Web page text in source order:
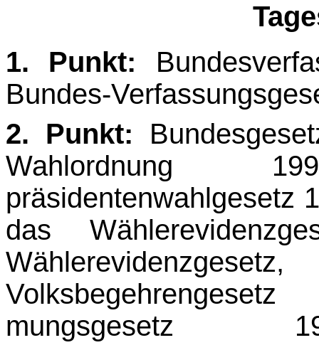
1. Punkt:
Bundes-
2. Punkt:
Wahlordnung
präsidentenwahlgesetz
das